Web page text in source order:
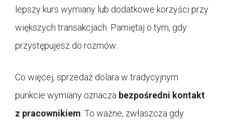
lepszy kurs wymiany lub dodatkowe korzyści przy
większych transakcjach. Pamiętaj o tym, gdy
przystępujesz do rozmów.
Co więcej, sprzedaż dolara w tradycyjnym
punkcie wymiany oznacza bezpośredni kontakt
z pracownikiem . To ważne, zwłaszcza gdy